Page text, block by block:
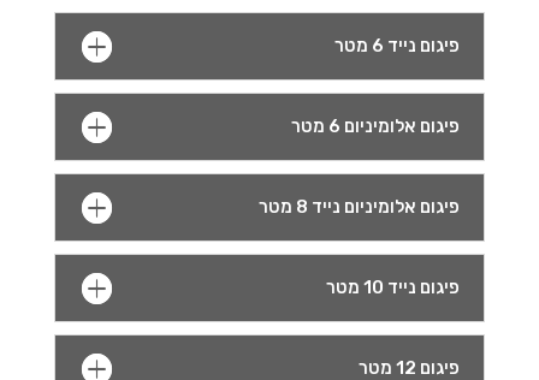
פיגום נייד 6 מטר
פיגום אלומיניום 6 מטר
פיגום אלומיניום נייד 8 מטר
פיגום נייד 10 מטר
פיגום 12 מטר